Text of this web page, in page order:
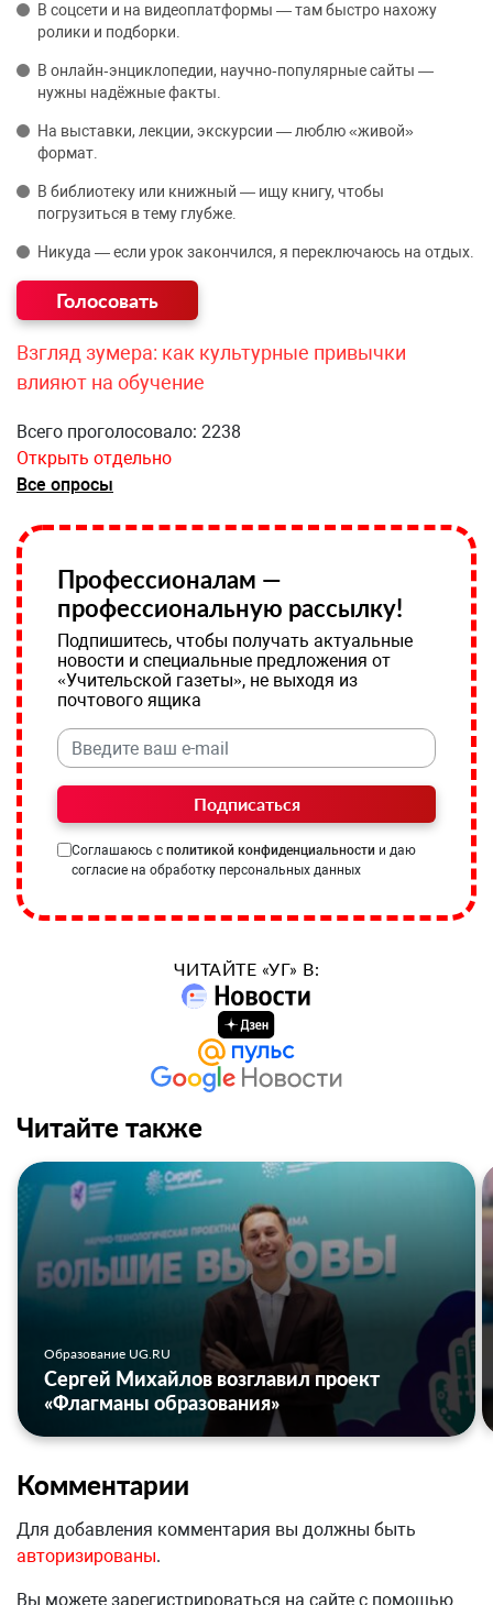
В соцсети и на видеоплатформы — там быстро нахожу
ролики и подборки.
В онлайн‑энциклопедии, научно‑популярные сайты —
нужны надёжные факты.
На выставки, лекции, экскурсии — люблю «живой»
формат.
В библиотеку или книжный — ищу книгу, чтобы
погрузиться в тему глубже.
Никуда — если урок закончился, я переключаюсь на отдых.
Взгляд зумера: как культурные привычки
влияют на обучение
Всего проголосовало: 2238
Открыть отдельно
Все опросы
Профессионалам —
профессиональную рассылку!
Подпишитесь, чтобы получать актуальные
новости и специальные предложения от
«Учительской газеты», не выходя из
почтового ящика
Подписаться
Соглашаюсь с политикой конфиденциальности и даю
согласие на обработку персональных данных
ЧИТАЙТЕ «УГ» В:
Читайте также
Образование UG.RU
Сергей Михайлов возглавил проект
«Флагманы образования»
Комментарии
Для добавления комментария вы должны быть
авторизированы.
Вы можете зарегистрироваться на сайте с помощью